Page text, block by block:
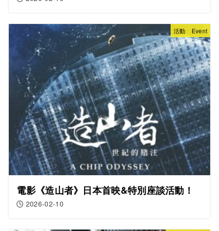
活動 Event
電影《造山者》日本首映&特別座談活動！
2026-02-10